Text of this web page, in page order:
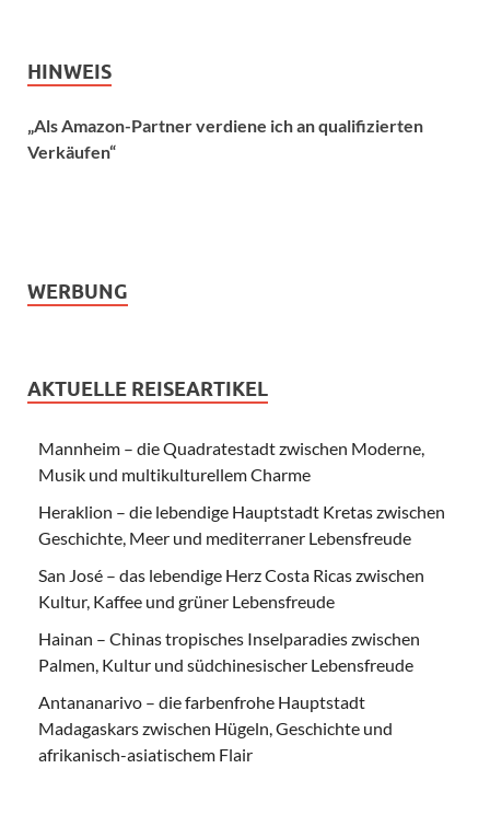
HINWEIS
„Als Amazon-Partner verdiene ich an qualifizierten
Verkäufen“
WERBUNG
AKTUELLE REISEARTIKEL
Mannheim – die Quadratestadt zwischen Moderne,
Musik und multikulturellem Charme
Heraklion – die lebendige Hauptstadt Kretas zwischen
Geschichte, Meer und mediterraner Lebensfreude
San José – das lebendige Herz Costa Ricas zwischen
Kultur, Kaffee und grüner Lebensfreude
Hainan – Chinas tropisches Inselparadies zwischen
Palmen, Kultur und südchinesischer Lebensfreude
Antananarivo – die farbenfrohe Hauptstadt
Madagaskars zwischen Hügeln, Geschichte und
afrikanisch-asiatischem Flair